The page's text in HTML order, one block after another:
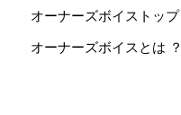
オーナーズボイストップ
オーナーズボイスとは ？